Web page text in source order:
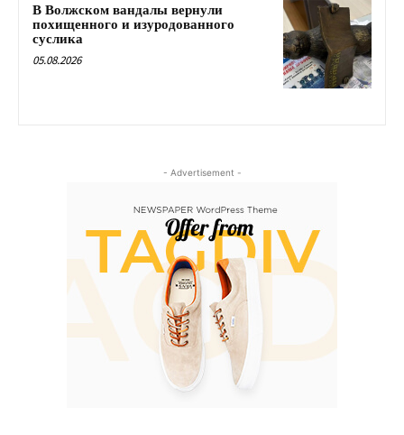
В Волжском вандалы вернули
похищенного и изуродованного
суслика
05.08.2026
- Advertisement -